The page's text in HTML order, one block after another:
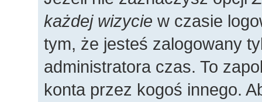
każdej wizycie w czasie
tym, że jesteś zalogowany
administratora czas. To
konta przez kogoś innego.